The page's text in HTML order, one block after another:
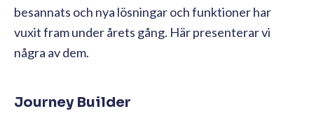
besannats och nya lösningar och funktioner har
vuxit fram under årets gång. Här presenterar vi
några av dem.
Journey Builder